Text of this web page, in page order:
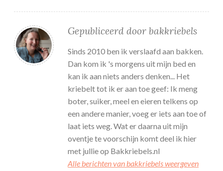
Gepubliceerd door bakkriebels
Sinds 2010 ben ik verslaafd aan bakken.
Dan kom ik 's morgens uit mijn bed en
kan ik aan niets anders denken... Het
kriebelt tot ik er aan toe geef: Ik meng
boter, suiker, meel en eieren telkens op
een andere manier, voeg er iets aan toe of
laat iets weg. Wat er daarna uit mijn
oventje te voorschijn komt deel ik hier
met jullie op Bakkriebels.nl
Alle berichten van bakkriebels weergeven